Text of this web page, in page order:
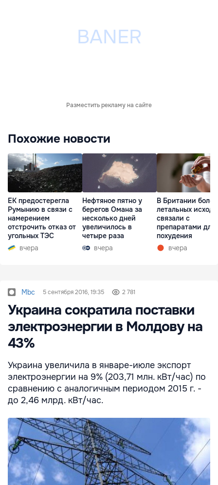
Разместить рекламу на сайте
Похожие новости
ЕК предостерегла
Румынию в связи с
намерением
отстрочить отказ от
угольных ТЭС
вчера
Нефтяное пятно у
берегов Омана за
несколько дней
увеличилось в
четыре раза
вчера
В Британии
летальных
связали с
препаратами для
похудения
вчера
Mbc 5 сентября 2016, 19:35 2 781
Украина сократила поставки
электроэнергии в Молдову на
43%
Украина увеличила в январе-июле экспорт
электроэнергии на 9% (203,71 млн. кВт/час) по
сравнению с аналогичным периодом 2015 г. -
до 2,46 млрд. кВт/час.